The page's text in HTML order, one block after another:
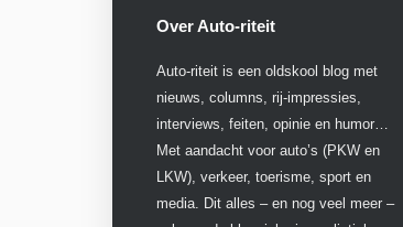
Over Auto-riteit
Auto-riteit is een oldskool blog met
nieuws, columns, rij-impressies,
interviews, feiten, opinie en humor…
Met aandacht voor auto’s (PKW en
LKW), verkeer, toerisme, sport en
media. Dit alles – en nog veel meer –